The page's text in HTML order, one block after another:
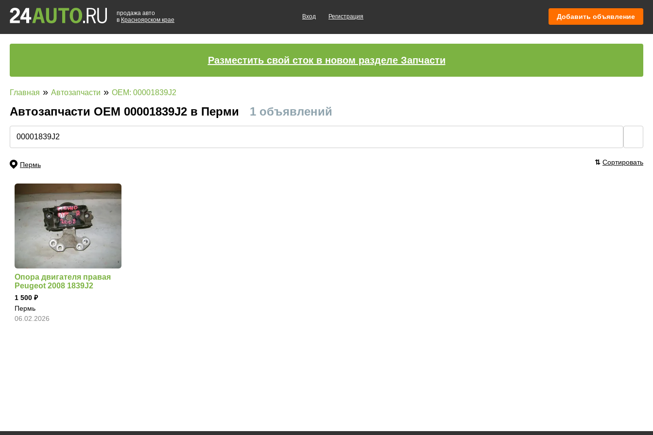
продажа авто
в Красноярском крае
Вход Регистрация Добавить объявление
Разместить свой сток в новом разделе Запчасти
Главная » Автозапчасти » OEM: 00001839J2
Автозапчасти ОЕМ 00001839J2 в Перми 1 объявлений
Пермь ⇅ Сортировать
Опора двигателя правая
Peugeot 2008 1839J2
1 500
Пермь
06.02.2026